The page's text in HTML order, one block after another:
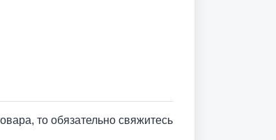
то обязательно свяжитесь